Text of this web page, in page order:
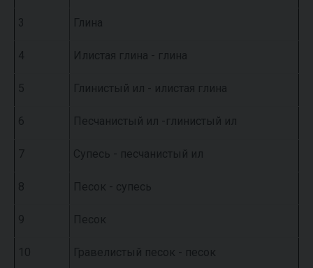
3 Глина
4 Илистая глина - глина
5 Глинистый ил - илистая глина
6 Песчанистый ил -глинистый ил
7 Супесь - песчанистый ил
8 Песок - супесь
9 Песок
10 Гравелистый песок - песок